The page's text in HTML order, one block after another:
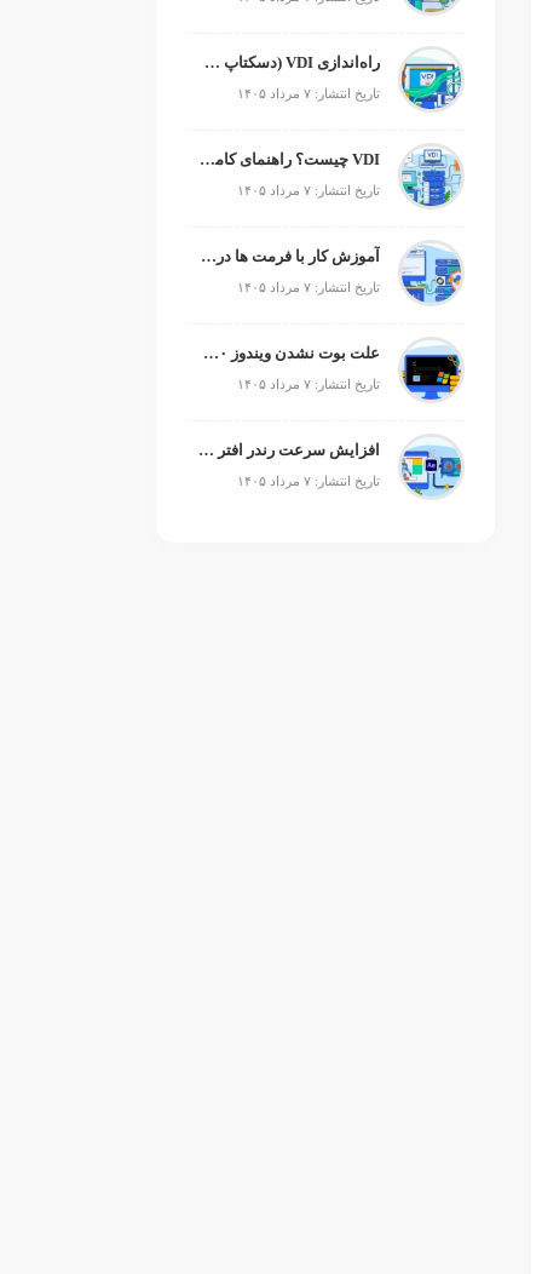
راه‌اندازی VDI (دسکتاپ مجازی)
تاریخ انتشار: ۷ مرداد ۱۴۰۵
VDI چیست؟ راهنمای کامل زیرساخت دسکتاپ مجازی
تاریخ انتشار: ۷ مرداد ۱۴۰۵
آموزش کار با فرمت ها در پایتون
تاریخ انتشار: ۷ مرداد ۱۴۰۵
علت بوت نشدن ویندوز ۱۰ و ۱۱ + آموزش رفع مشکل (راهنمای گام‌به‌گام)
تاریخ انتشار: ۷ مرداد ۱۴۰۵
افزایش سرعت رندر افتر افکت؛ رفع کندی After Effects
تاریخ انتشار: ۷ مرداد ۱۴۰۵